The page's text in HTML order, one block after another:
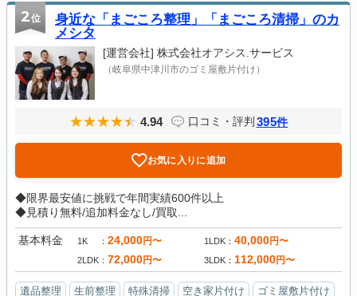
2位
身近な「まごころ整理」「まごころ清掃」のカ
メシタ
[運営会社] 株式会社オアシス.サービス
（岐阜県中津川市のゴミ屋敷片付け）
4.94 口コミ・評判 395件
お気に入りに追加
◆限界最安値に挑戦で年間実績600件以上
◆見積り無料/追加料金なし/買取...
基本料金 1K 24,000円〜 1LDK 40,000円〜
2LDK 72,000円〜 3LDK 112,000円〜
遺品整理 生前整理 特殊清掃 空き家片付け
ゴミ屋敷片付け